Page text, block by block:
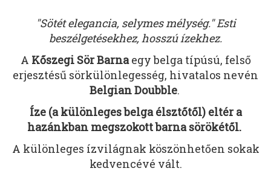
"Sötét elegancia, selymes mélység." Esti
beszélgetésekhez, hosszú ízekhez.
A Kőszegi Sör Barnaegy belga típúsú, felső
erjesztésű sörkülönlegesség, hivatalos nevén
Belgian Doubble.
Íze (a különleges belga élsztőtől) eltér a
hazánkban megszokott barna sörökétől.
A különleges ízvilágnak köszönhetően sokak
kedvencévé vált.